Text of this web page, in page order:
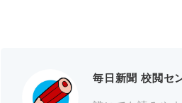
毎日新聞 校閲セ